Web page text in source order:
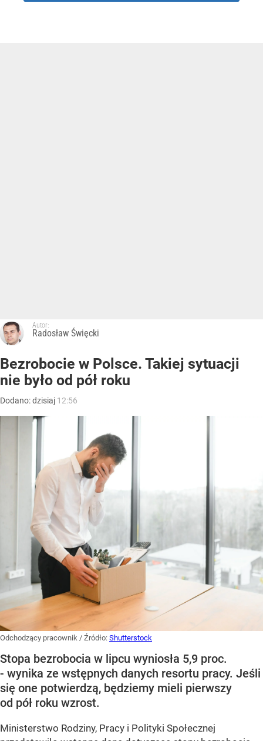
Autor:
Radosław Święcki
Bezrobocie w Polsce. Takiej sytuacji
nie było od pół roku
Dodano:dzisiaj 12:56
Odchodzący pracownik / Źródło: Shutterstock
Stopa bezrobocia w lipcu wyniosła 5,9 proc.
- wynika ze wstępnych danych resortu pracy. Jeśli
się one potwierdzą, będziemy mieli pierwszy
od pół roku wzrost.
Ministerstwo Rodziny, Pracy i Polityki Społecznej